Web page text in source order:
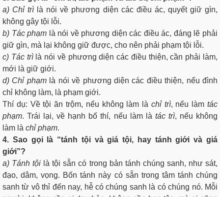
a) Chỉ trì là nói về phương diện các điều ác, quyết giữ gìn,
không gây tội lỗi.
b) Tác phạm là nói về phương diện các điều ác, đáng lẽ phải
giữ gìn, mà lại không giữ được, cho nên phải phạm tội lỗi.
c) Tác trìlà nói về phương diện các điều thiện, cần phải làm,
mới là giữ giới.
d) Chỉ phạmlà nói về phương diện các điều thiện, nếu đình
chỉ không làm, là phạm giới.
Thí dụ: Về tội ăn trộm, nếu không làm là chỉ trì, nếu làmtác
phạm. Trái lại, về hạnh bố thí, nếu làm là tác trì, nếu không
làm là chỉ phạm.
4. Sao gọi là “tánh tội và giá tội, hay tánh giới và giá
giới”?
a) Tánh tội là tội sẵn có trong bản tánh chúng sanh, như sát,
đạo, dâm, vọng. Bốn tánh này có sẵn trong tâm tánh chúng
sanh từ vô thỉ đến nay, hễ có chúng sanh là có chúng nó. Mỗi